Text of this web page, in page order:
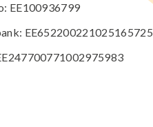
EE100936799
EE652200221025165725